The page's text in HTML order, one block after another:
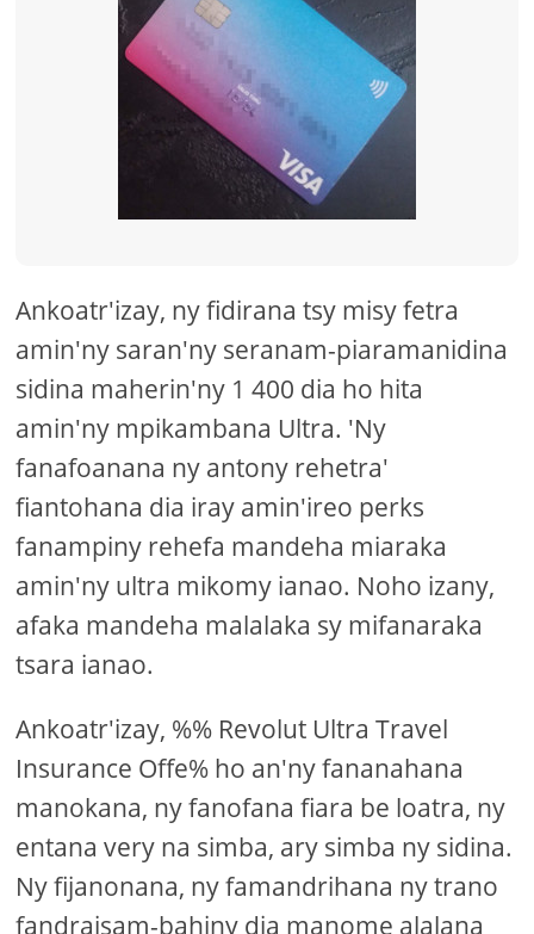
Ankoatr'izay, ny fidirana tsy misy fetra
amin'ny saran'ny seranam-piaramanidina
sidina maherin'ny 1 400 dia ho hita
amin'ny mpikambana Ultra. 'Ny
fanafoanana ny antony rehetra'
fiantohana dia iray amin'ireo perks
fanampiny rehefa mandeha miaraka
amin'ny ultra mikomy ianao. Noho izany,
afaka mandeha malalaka sy mifanaraka
tsara ianao.
Ankoatr'izay, %% Revolut Ultra Travel
Insurance Offe% ho an'ny fananahana
manokana, ny fanofana fiara be loatra, ny
entana very na simba, ary simba ny sidina.
Ny fijanonana, ny famandrihana ny trano
fandraisam-bahiny dia manome alalana